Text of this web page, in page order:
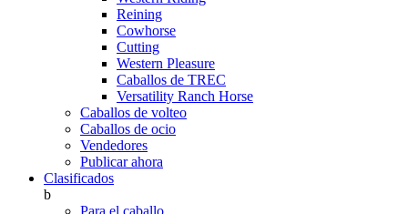
Reining
Cowhorse
Cutting
Western Pleasure
Caballos de TREC
Versatility Ranch Horse
Caballos de volteo
Caballos de ocio
Vendedores
Publicar ahora
Clasificados
b
Para el caballo